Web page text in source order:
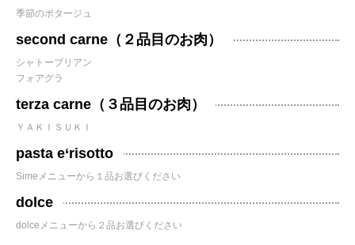
季節のポタージュ
second carne（２品目のお肉）
シャトーブリアン
フォアグラ
terza carne（３品目のお肉）
ＹＡＫＩＳＵＫＩ
pasta e‘risotto
Simeメニューから１品お選びください
dolce
dolceメニューから２品お選びください